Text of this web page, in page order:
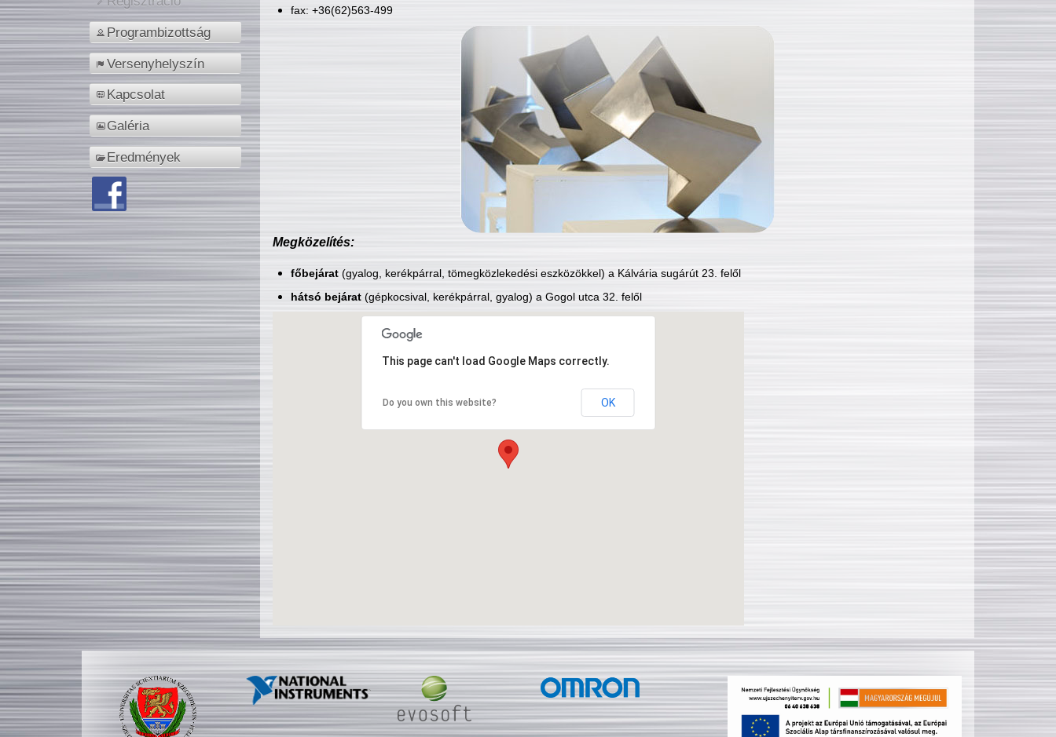
Programbizottság
Versenyhelyszín
Kapcsolat
Galéria
Eredmények
fax: +36(62)563-499
Megközelítés:
főbejárat(gyalog, kerékpárral, tömegközlekedési eszközökkel) a Kálvária sugárút 23. felől
hátsó bejárat(gépkocsival, kerékpárral, gyalog) a Gogol utca 32. felől
This page can't load Google Maps correctly.
Do you own this website? OK